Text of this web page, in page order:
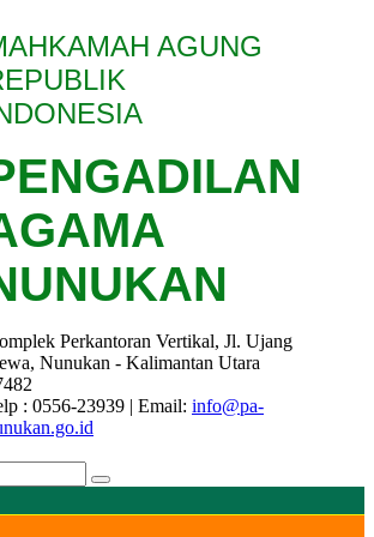
AGUNG
Perkantoran Vertikal, Jl. Ujang
Nunukan - Kalimantan Utara
: 0556-23939 | Email: info@pa-